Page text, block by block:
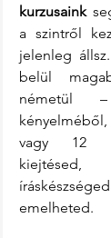
kurzusaink
a szintről
jelenleg
belül
németül
vagy 12
emelheted.